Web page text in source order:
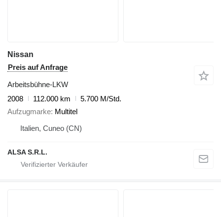
Nissan
Preis auf Anfrage
Arbeitsbühne-LKW
2008
112.000 km
5.700 M/Std.
Aufzugmarke Multitel
Italien, Cuneo (CN)
ALSA S.R.L.